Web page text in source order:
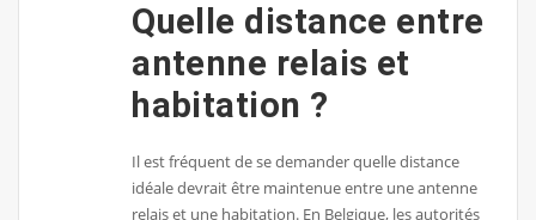
Quelle distance entre
antenne relais et
habitation ?
Il est fréquent de se demander quelle distance
idéale devrait être maintenue entre une antenne
relais et une habitation. En Belgique, les autorités